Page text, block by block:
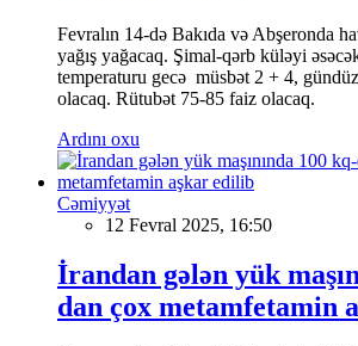
Fevralın 14-də Bakıda və Abşeronda
yağış yağacaq. Şimal-qərb küləyi
temperaturu gecə müsbət 2 + 4,
olacaq. Rütubət 75-85 faiz olacaq.
Ardını oxu
Cəmiyyət
12 Fevral 2025, 16:50
İrandan gələn yük
dan çox metamfetamin